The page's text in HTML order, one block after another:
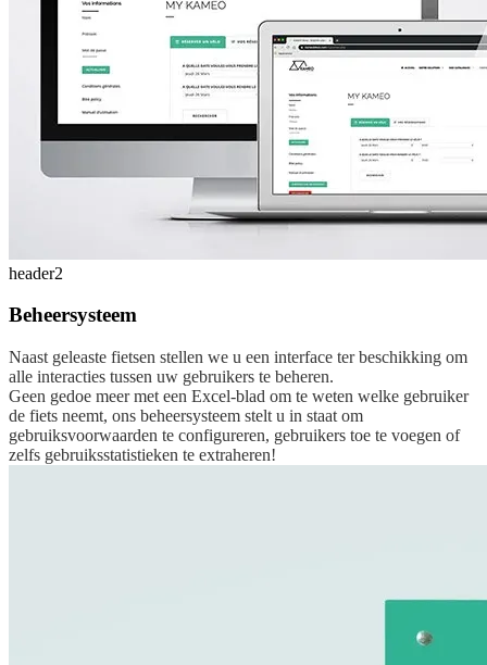
header2
Beheersysteem
Naast geleaste fietsen stellen we u een interface ter beschikking om
alle interacties tussen uw gebruikers te beheren.
Geen gedoe meer met een Excel-blad om te weten welke gebruiker
de fiets neemt, ons beheersysteem stelt u in staat om
gebruiksvoorwaarden te configureren, gebruikers toe te voegen of
zelfs gebruiksstatistieken te extraheren!